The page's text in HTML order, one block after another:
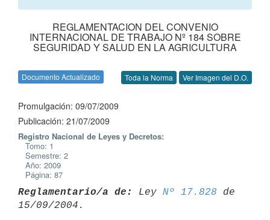
REGLAMENTACION DEL CONVENIO
INTERNACIONAL DE TRABAJO Nº 184 SOBRE
SEGURIDAD Y SALUD EN LA AGRICULTURA
Documento Actualizado Toda la Norma Ver Imagen del D.O.
Promulgación: 09/07/2009
Publicación: 21/07/2009
Registro Nacional de Leyes y Decretos:
Tomo: 1
Semestre: 2
Año: 2009
Página: 87
Reglamentario/a de: Ley Nº 17.828 de